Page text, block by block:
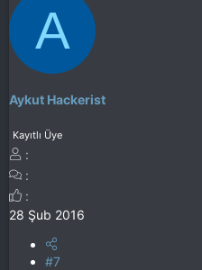
A
Aykut Hackerist
Kayıtlı Üye
28 Şub 2016
#7